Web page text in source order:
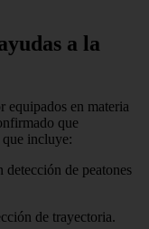
a la
equipados en materia
que
que incluye:
detección de peatones
de trayectoria.